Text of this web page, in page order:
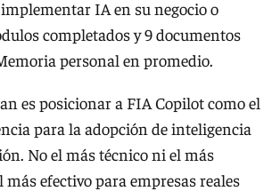
IA en su negocio o
completados y 9 documentos
personal en promedio.
es posicionar a FIA Copilot como el
para la adopción de inteligencia
No el más técnico ni el más
más efectivo para empresas reales